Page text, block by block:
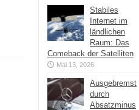
Stabiles
Internet im
ländlichen
Raum: Das
Comeback der Satelliten
Mai 13, 2026
Ausgebremst
durch
Absatzminus